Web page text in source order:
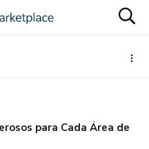
para Cada Área de